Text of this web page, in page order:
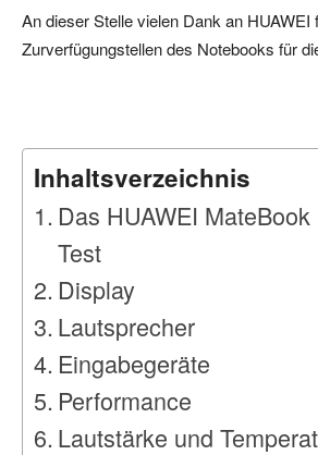
An dieser Stelle vielen Dank an HUAWEI
Zurverfügungstellen des Notebooks für
Inhaltsverzeichnis
Das HUAWEI
Test
Display
Lautsprecher
Eingabegeräte
Performance
Lautstärke und